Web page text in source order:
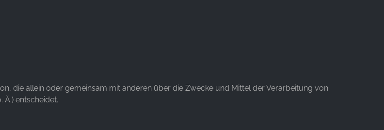
die allein oder gemeinsam mit anderen über die Zwecke und Mittel der Verarbeitung von
Ä.) entscheidet.